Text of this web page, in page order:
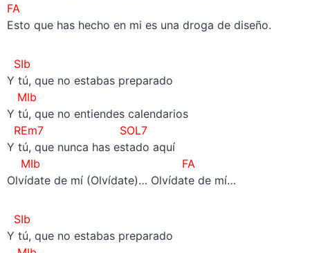
FA
Esto que has hecho en mi es una droga de diseño.
SIb
Y tú, que no estabas preparado
MIb
Y tú, que no entiendes calendarios
REm7 SOL7
Y tú, que nunca has estado aquí
MIb FA
Olvídate de mí (Olvídate)… Olvídate de mí…
SIb
Y tú, que no estabas preparado